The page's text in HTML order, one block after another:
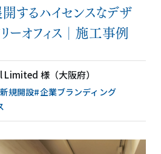
するハイセンスなデザ
ーオフィス│施工事例
様（大阪府）
規開設#企業ブランディング